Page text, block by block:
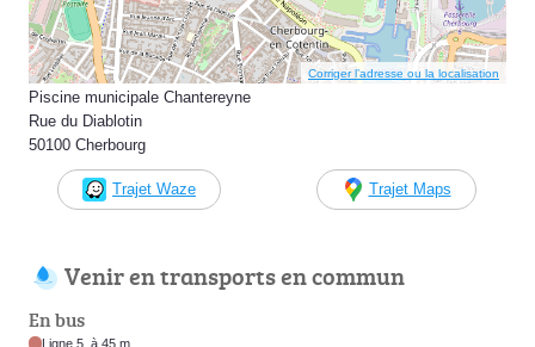
Corriger l’adresse ou la localisation
Piscine municipale Chantereyne
Rue du Diablotin
50100 Cherbourg
Trajet Waze Trajet Maps
Venir en transports en commun
En bus
Ligne 5, à 45 m